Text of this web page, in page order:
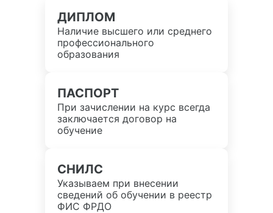
ДИПЛОМ
Наличие высшего или среднего
профессионального
образования
ПАСПОРТ
При зачислении на курс всегда
заключается договор на
обучение
СНИЛС
Указываем при внесении
сведений об обучении в реестр
ФИС ФРДО